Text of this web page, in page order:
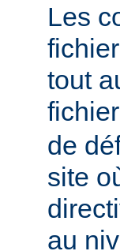
Les
tout
de
site
au